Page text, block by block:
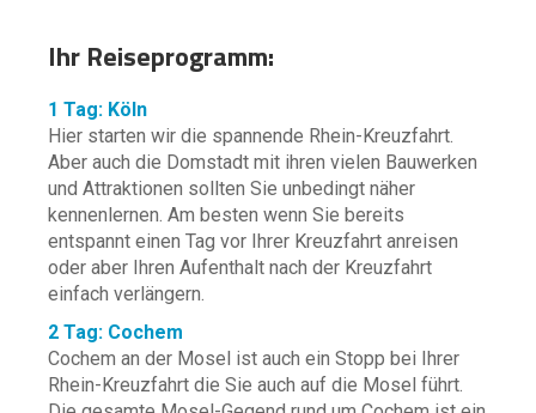
Ihr Reiseprogramm:
1 Tag: Köln
Hier starten wir die spannende Rhein-Kreuzfahrt.
Aber auch die Domstadt mit ihren vielen Bauwerken
und Attraktionen sollten Sie unbedingt näher
kennenlernen. Am besten wenn Sie bereits
entspannt einen Tag vor Ihrer Kreuzfahrt anreisen
oder aber Ihren Aufenthalt nach der Kreuzfahrt
einfach verlängern.
2 Tag: Cochem
Cochem an der Mosel ist auch ein Stopp bei Ihrer
Rhein-Kreuzfahrt die Sie auch auf die Mosel führt.